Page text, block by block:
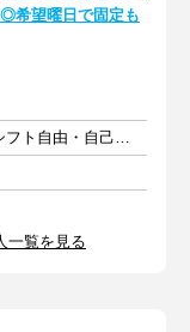
希望曜日で固定も
週1日以上 1日2時間以上 シフト自由・自己申告
一覧を見る